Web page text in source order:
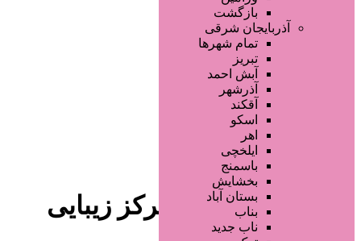
بازگشت
آذربایجان شرقی
تمام شهر‌ها
تبریز
آبش احمد
آذرشهر
آقکند
اسکو
اهر
ایلخچی
باسمنج
بخشایش
بستان آباد
بناب
ناب جدید
دسته‌بندی‌ها